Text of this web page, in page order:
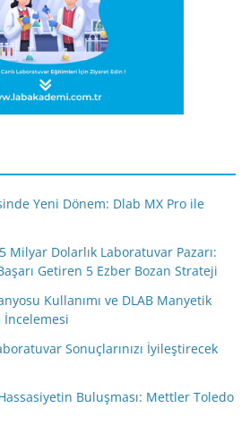
Yeni Dönem: Dlab MX Pro ile
Milyar Dolarlık Laboratuvar Pazarı:
Getiren 5 Ezber Bozan Strateji
Kullanımı ve DLAB Manyetik
İncelemesi
Sonuçlarınızı İyileştirecek
Buluşması: Mettler Toledo